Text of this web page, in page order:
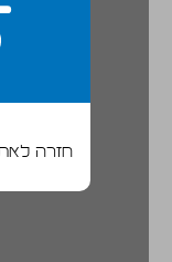
חזרה